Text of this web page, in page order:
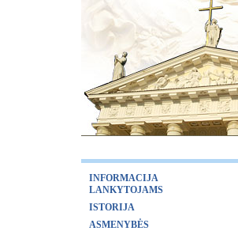
INFORMACIJA
LANKYTOJAMS
ISTORIJA
ASMENYBĖS